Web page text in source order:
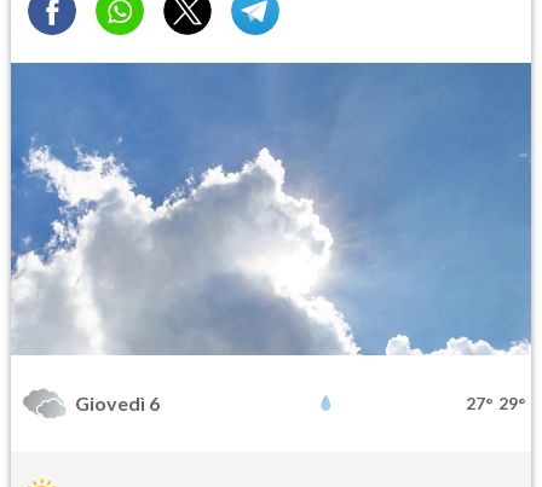
Giovedì 6 27° 29°